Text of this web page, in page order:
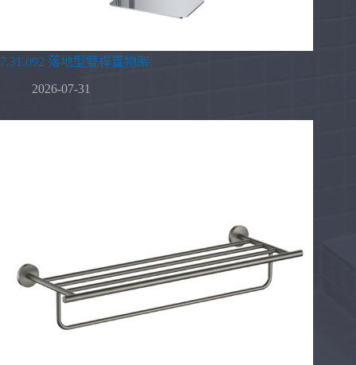
7.31.092 落地型雙桿置物架
2026-07-31